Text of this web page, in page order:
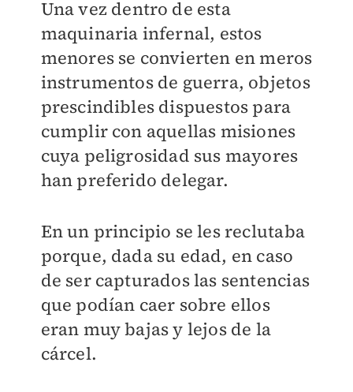
Una vez dentro de esta
maquinaria infernal, estos
menores se convierten en meros
instrumentos de guerra, objetos
prescindibles dispuestos para
cumplir con aquellas misiones
cuya peligrosidad sus mayores
han preferido delegar.
En un principio se les reclutaba
porque, dada su edad, en caso
de ser capturados las sentencias
que podían caer sobre ellos
eran muy bajas y lejos de la
cárcel.